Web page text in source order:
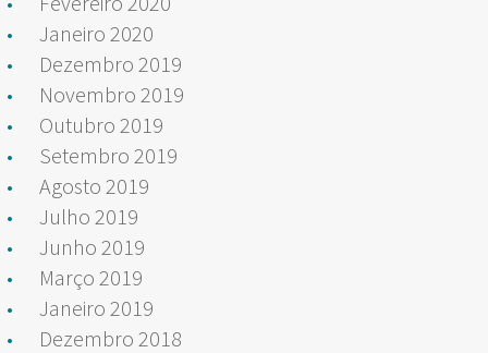
Janeiro 2020
Dezembro 2019
Novembro 2019
Outubro 2019
Setembro 2019
Agosto 2019
Julho 2019
Junho 2019
Março 2019
Janeiro 2019
Dezembro 2018